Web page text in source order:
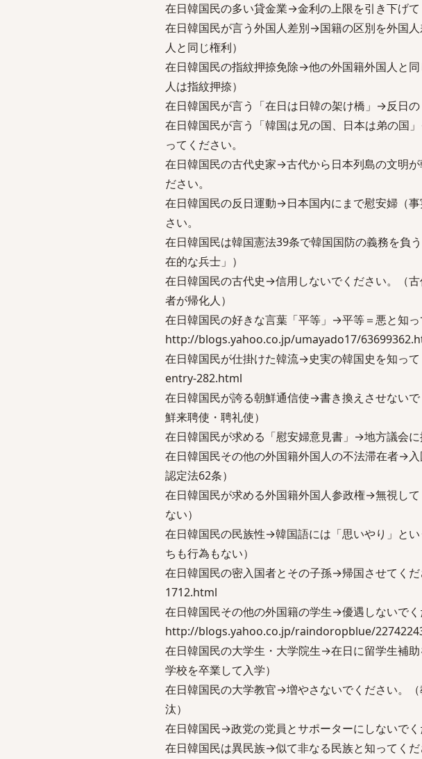
在日韓国民の多い貸金業→金利の上限を引き下げて
在日韓国民が言う外国人差別→国籍の区別を外国
人と同じ権利）
在日韓国民の指紋押捺免除→他の外国籍外国人と
人は指紋押捺）
在日韓国民が言う「在日は日韓の架け橋」→反日の
在日韓国民が言う「韓国は兄の国、日本は弟の国
ってください。
在日韓国民の古代史家→古代から日本列島の文明
ださい。
在日韓国民の反日運動→日本国内にまで慰安婦（
さい。
在日韓国民は韓国憲法39条で韓国国防の義務を負
在的な兵士」）
在日韓国民の古代史→信用しないでください。（
者が帰化人）
在日韓国民の好きな言葉「平等」→平等＝悪と知
http://blogs.yahoo.co.jp/umayado17/
在日韓国民が仕掛けた韓流→史実の韓国史を知
entry-282.html
在日韓国民が誇る朝鮮通信使→書き換えさせない
鮮来聘使・聘礼使）
在日韓国民が求める「慰安婦意見書」→地方議会に
在日韓国民その他の外国籍外国人の不法滞在者→
認定法62条）
在日韓国民が求める外国籍外国人参政権→無視し
ない）
在日韓国民の民族性→韓国語には「思いやり」と
ちも行為もない）
在日韓国民の密入国者とその子孫→帰国させて
1712.html
在日韓国民その他の外国籍の学生→優遇しないで
http://blogs.yahoo.co.jp/raindoropblue/
在日韓国民の大学生・大学院生→在日に留学生補
学校を卒業して入学）
在日韓国民の大学教官→増やさないでください。
汰）
在日韓国民→政党の党員とサポーターにしないで
在日韓国民は異民族→似て非なる民族と知ってく